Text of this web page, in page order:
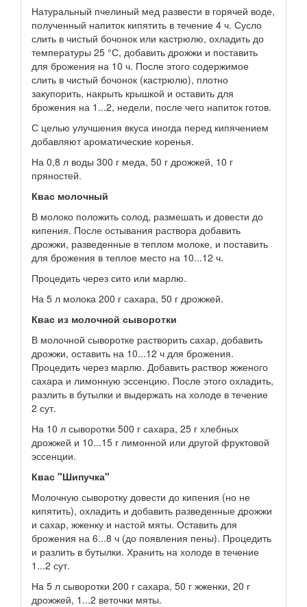
Натуральный пчелиный мед развести в горячей воде,
полученный напиток кипятить в течение 4 ч. Сусло
слить в чистый бочонок или кастрюлю, охладить до
температуры 25 °С, добавить дрожжи и поставить
для брожения на 10 ч. После этого содержимое
слить в чистый бочонок (кастрюлю), плотно
закупорить, накрыть крышкой и оставить для
брожения на 1...2, недели, после чего напиток готов.
С целью улучшения вкуса иногда перед кипячением
добавляют ароматические коренья.
На 0,8 л воды 300 г меда, 50 г дрожжей, 10 г
пряностей.
Квас молочный
В молоко положить солод, размешать и довести до
кипения. После остывания раствора добавить
дрожжи, разведенные в теплом молоке, и поставить
для брожения в теплое место на 10...12 ч.
Процедить через сито или марлю.
На 5 л молока 200 г сахара, 50 г дрожжей.
Квас из молочной сыворотки
В молочной сыворотке растворить сахар, добавить
дрожжи, оставить на 10...12 ч для брожения.
Процедить через марлю. Добавить раствор жженого
сахара и лимонную эссенцию. После этого охладить,
разлить в бутылки и выдержать на холоде в течение
2 сут.
На 10 л сыворотки 500 г сахара, 25 г хлебных
дрожжей и 10...15 г лимонной или другой фруктовой
эссенции.
Квас "Шипучка"
Молочную сыворотку довести до кипения (но не
кипятить), охладить и добавить разведенные дрожжи
и сахар, жженку и настой мяты. Оставить для
брожения на 6...8 ч (до появления пены). Процедить
и разлить в бутылки. Хранить на холоде в течение
1...2 сут.
На 5 л сыворотки 200 г сахара, 50 г жженки, 20 г
дрожжей, 1...2 веточки мяты.